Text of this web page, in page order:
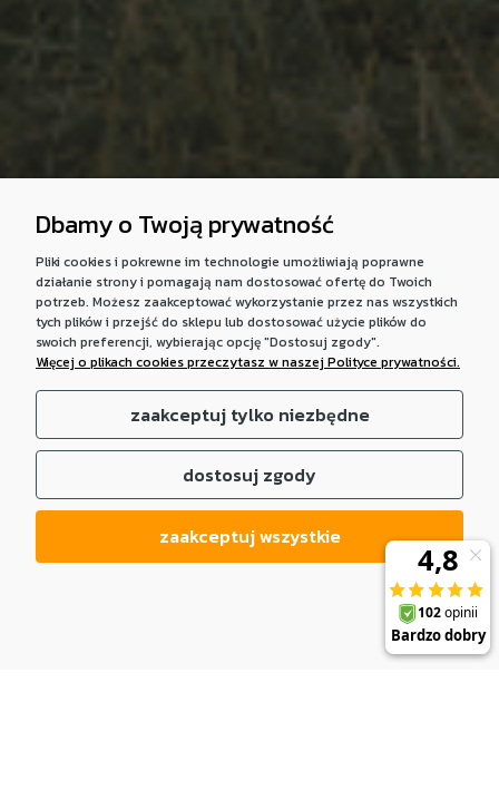
Dbamy o Twoją prywatność
Pliki cookies i pokrewne im technologie umożliwiają poprawne
działanie strony i pomagają nam dostosować ofertę do Twoich
potrzeb. Możesz zaakceptować wykorzystanie przez nas wszystkich
tych plików i przejść do sklepu lub dostosować użycie plików do
swoich preferencji, wybierając opcję "Dostosuj zgody".
Więcej o plikach cookies przeczytasz w naszej Polityce prywatności.
zaakceptuj tylko niezbędne
dostosuj zgody
zaakceptuj wszystkie